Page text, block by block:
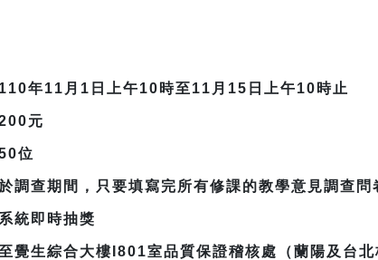
年11月1日上午10時至11月15日上午10時止
元
位
調查期間，只要填寫完所有修課的教學意見調查問
統即時抽獎
覺生綜合大樓I801室品質保證稽核處（蘭陽及台